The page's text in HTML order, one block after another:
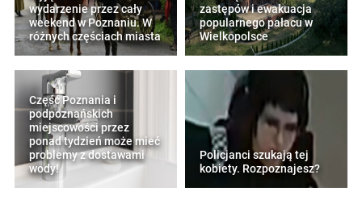
wydarzenie przez cały
weekend w Poznaniu. W
różnych częściach miasta
zastępów i ewakuacja
popularnego pałacu w
Wielkopolsce
Część Poznania i
podpoznańskich
miejscowości przez
ponad tydzień może mieć
problemy z dostawami
wody!
Policjanci szukają tej
kobiety. Rozpoznajesz?